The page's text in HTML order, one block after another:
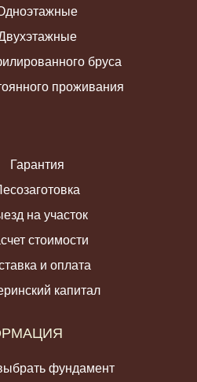
бруса
проживания
Гарантия
на участок
стоимости
и оплата
капитал
фундамент